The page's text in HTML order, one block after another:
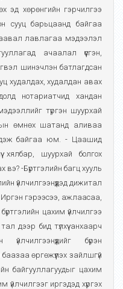
эд хөрөнгийн гэрчилгээ
сууц барьцаанд байгаа
лавлагаа мэдээлэл
ачаалал үүсгэн,
шинэчлэн батлагдсан
худалдах, худалдан авах
нотариатчид хандан
түргэн шуурхай
өмнөх шатанд аливаа
байгаа юм. - Цаашид
хялбар, шуурхай болгох
-Бүртгэлийн багц хууль
үйлчилгээнүүдэд дижитал
гэрээсээ, ажлаасаа,
цахим үйлчилгээ
дээр бид түлхүү анхаарч
бүрэн
өргөжүүлэх зайлшгүй
байгууллагуудыг цахим
үйлчилгээг иргэдэд хүргэх